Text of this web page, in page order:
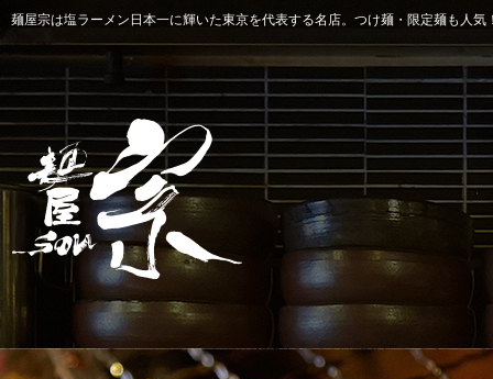
麺屋宗は塩ラーメン日本一に輝いた東京を代表する名店。つけ麺・限定麺も人